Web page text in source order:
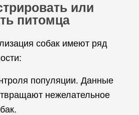
или
питомца
собак имеют ряд
популяции. Данные
нежелательное